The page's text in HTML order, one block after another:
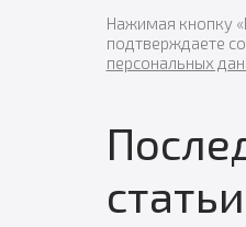
Нажимая кнопку
подтверждаете
персональных
статьи